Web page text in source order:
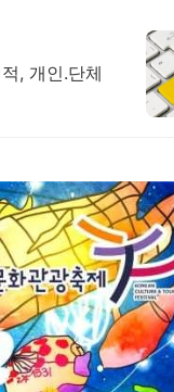
, 개인.단체